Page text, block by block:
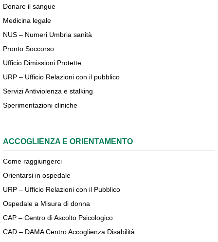
Donare il sangue
Medicina legale
NUS – Numeri Umbria sanità
Pronto Soccorso
Ufficio Dimissioni Protette
URP – Ufficio Relazioni con il pubblico
Servizi Antiviolenza e stalking
Sperimentazioni cliniche
ACCOGLIENZA E ORIENTAMENTO
Come raggiungerci
Orientarsi in ospedale
URP – Ufficio Relazioni con il Pubblico
Ospedale a Misura di donna
CAP – Centro di Ascolto Psicologico
CAD – DAMA Centro Accoglienza Disabilità